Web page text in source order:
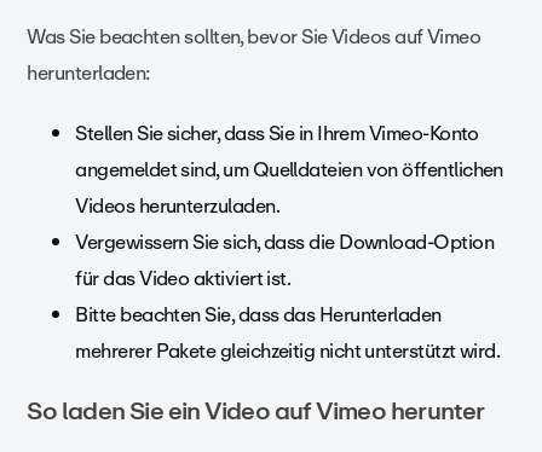
Was Sie beachten sollten, bevor Sie Videos auf Vimeo
herunterladen:
Stellen Sie sicher, dass Sie in Ihrem Vimeo-Konto
angemeldet sind, um Quelldateien von öffentlichen
Videos herunterzuladen.
Vergewissern Sie sich, dass die Download-Option
für das Video aktiviert ist.
Bitte beachten Sie, dass das Herunterladen
mehrerer Pakete gleichzeitig nicht unterstützt wird.
So laden Sie ein Video auf Vimeo herunter